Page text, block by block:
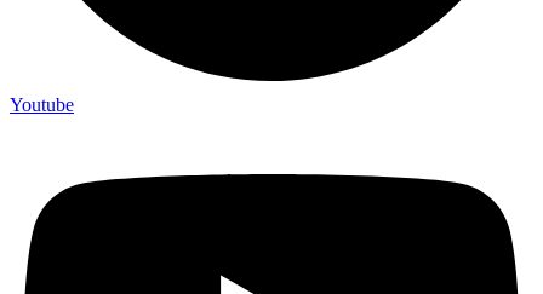
Youtube